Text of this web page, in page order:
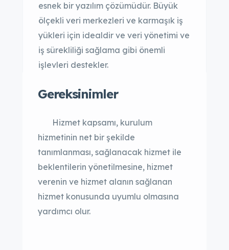
esnek bir yazılım çözümüdür. Büyük
ölçekli veri merkezleri ve karmaşık iş
yükleri için idealdir ve veri yönetimi ve
iş sürekliliği sağlama gibi önemli
işlevleri destekler.
Gereksinimler
Hizmet kapsamı, kurulum
hizmetinin net bir şekilde
tanımlanması, sağlanacak hizmet ile
beklentilerin yönetilmesine, hizmet
verenin ve hizmet alanın sağlanan
hizmet konusunda uyumlu olmasına
yardımcı olur.